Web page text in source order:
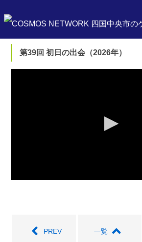
第39回 初日の出会（2026年）
PREV 一覧